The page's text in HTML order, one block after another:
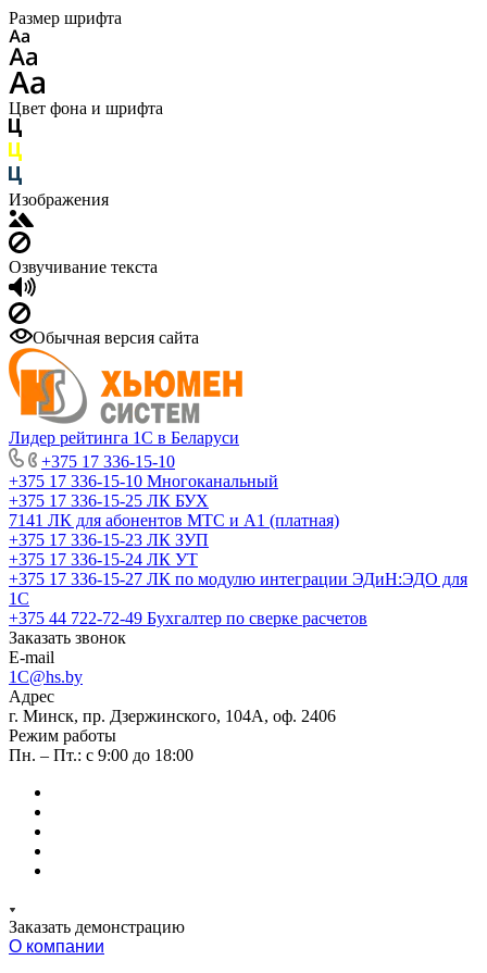
Размер шрифта
Цвет фона и шрифта
Изображения
Озвучивание текста
Обычная версия сайта
Лидер рейтинга 1С в Беларуси
+375 17 336-15-10
+375 17 336-15-10 Многоканальный
+375 17 336-15-25 ЛК БУХ
7141 ЛК для абонентов МТС и А1 (платная)
+375 17 336-15-23 ЛК ЗУП
+375 17 336-15-24 ЛК УТ
+375 17 336-15-27 ЛК по модулю интеграции ЭДиН:ЭДО для
1С
+375 44 722-72-49 Бухгалтер по сверке расчетов
Заказать звонок
E-mail
1C@hs.by
Адрес
г. Минск, пр. Дзержинского, 104А, оф. 2406
Режим работы
Пн. – Пт.: с 9:00 до 18:00
Заказать демонстрацию
О компании